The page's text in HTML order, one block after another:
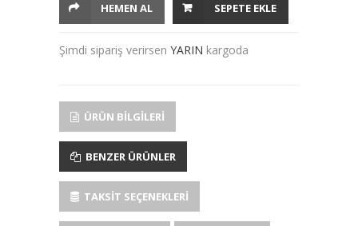
HEMEN AL SEPETE EKLE
Şimdi sipariş verirsen YARIN kargoda
ÜRÜN BILGILERI
BENZER ÜRÜNLER
TAKSIT SEÇENEKLERI